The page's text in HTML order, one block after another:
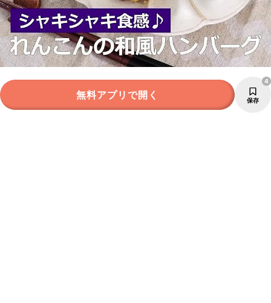
無料アプリで開く 保存
4